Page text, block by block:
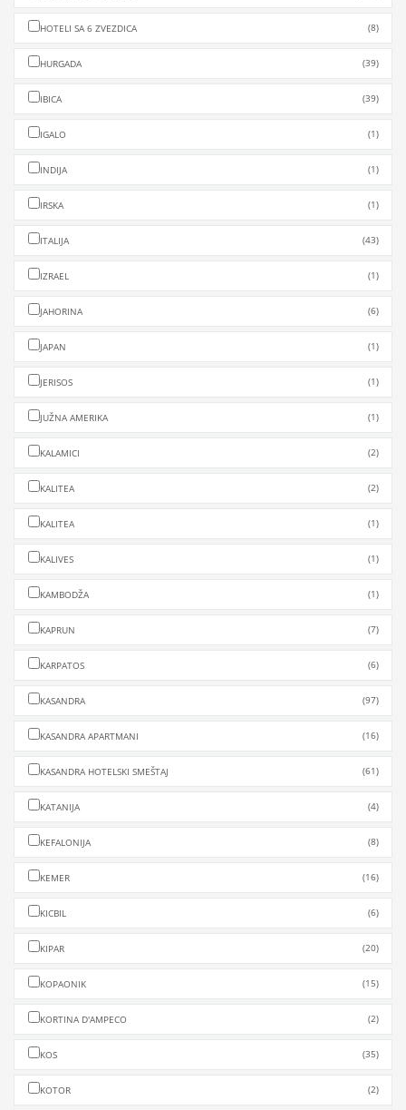
HOTELI SA 6 ZVEZDICA (8)
HURGADA (39)
IBICA (39)
IGALO (1)
INDIJA (1)
IRSKA (1)
ITALIJA (43)
IZRAEL (1)
JAHORINA (6)
JAPAN (1)
JERISOS (1)
JUŽNA AMERIKA (1)
KALAMICI (2)
KALITEA (2)
KALITEA (1)
KALIVES (1)
KAMBODŽA (1)
KAPRUN (7)
KARPATOS (6)
KASANDRA (97)
KASANDRA APARTMANI (16)
KASANDRA HOTELSKI SMEŠTAJ (61)
KATANIJA (4)
KEFALONIJA (8)
KEMER (16)
KICBIL (6)
KIPAR (20)
KOPAONIK (15)
KORTINA D'AMPECO (2)
KOS (35)
KOTOR (2)